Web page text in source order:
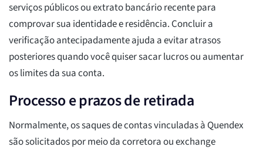
serviços públicos ou extrato bancário recente para
comprovar sua identidade e residência. Concluir a
verificação antecipadamente ajuda a evitar atrasos
posteriores quando você quiser sacar lucros ou aumentar
os limites da sua conta.
Processo e prazos de retirada
Normalmente, os saques de contas vinculadas à Quendex
são solicitados por meio da corretora ou exchange